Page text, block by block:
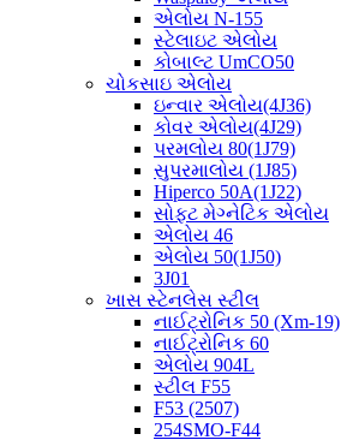
એલોય N-155
સ્ટેલાઇટ એલોય
કોબાલ્ટ UmCO50
ચોકસાઇ એલોય
ઇન્વાર એલોય(4J36)
કોવર એલોય(4J29)
પરમલોય 80(1J79)
સુપરમાલોય (1J85)
Hiperco 50A(1J22)
સોફ્ટ મેગ્નેટિક એલોય
એલોય 46
એલોય 50(1J50)
3J01
ખાસ સ્ટેનલેસ સ્ટીલ
નાઈટ્રોનિક 50 (Xm-19)
નાઈટ્રોનિક 60
એલોય 904L
સ્ટીલ F55
F53 (2507)
254SMO-F44